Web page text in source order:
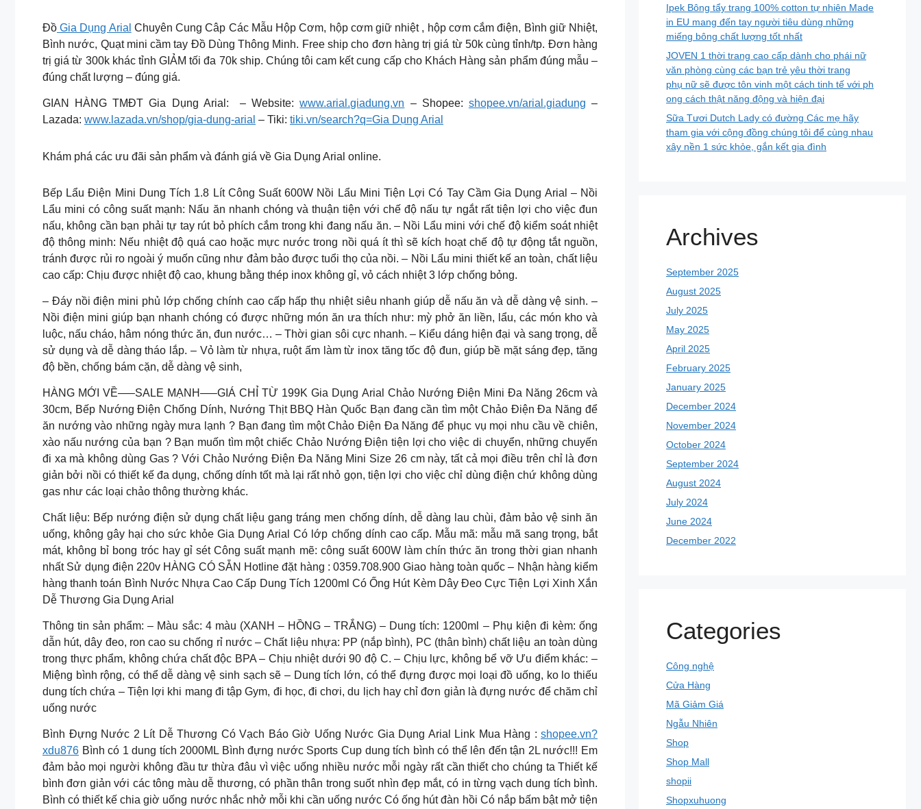
Đồ Gia Dụng Arial Chuyên Cung Câp Các Mẫu Hộp Cơm, hộp cơm giữ nhiệt , hộp cơm cắm điện, Bình giữ Nhiệt,
Bình nước, Quạt mini cầm tay Đồ Dùng Thông Minh. Free ship cho đơn hàng trị giá từ 50k cùng tỉnh/tp. Đơn hàng
trị giá từ 300k khác tỉnh GIẢM tối đa 70k ship. Chúng tôi cam kết cung cấp cho Khách Hàng sản phẩm đúng mẫu –
đúng chất lượng – đúng giá.
GIAN HÀNG TMĐT Gia Dụng Arial: – Website:www.arial.giadung.vn – Shopee: shopee.vn/arial.giadung –
Lazada: www.lazada.vn/shop/gia-dung-arial – Tiki: tiki.vn/search?q=Gia Dụng Arial
Khám phá các ưu đãi sản phẩm và đánh giá về Gia Dụng Arial online.
Bếp Lẩu Điện Mini Dung Tích 1.8 Lít Công Suất 600W Nồi Lẩu Mini Tiện Lợi Có Tay Cầm Gia Dụng Arial – Nồi
Lẩu mini có công suất mạnh: Nấu ăn nhanh chóng và thuận tiện với chế độ nấu tự ngắt rất tiện lợi cho việc đun
nấu, không cần bạn phải tự tay rút bỏ phích cắm trong khi đang nấu ăn. – Nồi Lẩu mini với chế độ kiểm soát nhiệt
độ thông minh: Nếu nhiệt độ quá cao hoặc mực nước trong nồi quá ít thì sẽ kích hoạt chế độ tự động tắt nguồn,
tránh được rủi ro ngoài ý muốn cũng như đảm bảo được tuổi thọ của nồi. – Nồi Lẩu mini thiết kế an toàn, chất liệu
cao cấp: Chịu được nhiệt độ cao, khung bằng thép inox không gỉ, vỏ cách nhiệt 3 lớp chống bỏng.
– Đáy nồi điện mini phủ lớp chống chính cao cấp hấp thụ nhiệt siêu nhanh giúp dễ nấu ăn và dễ dàng vệ sinh. –
Nồi điện mini giúp bạn nhanh chóng có được những món ăn ưa thích như: mỳ phở ăn liền, lẩu, các món kho và
luộc, nấu cháo, hâm nóng thức ăn, đun nước… – Thời gian sôi cực nhanh. – Kiểu dáng hiện đại và sang trọng, dễ
sử dụng và dễ dàng tháo lắp. – Vỏ làm từ nhựa, ruột ấm làm từ inox tăng tốc độ đun, giúp bề mặt sáng đẹp, tăng
độ bền, chống bám cặn, dễ dàng vệ sinh,
HÀNG MỚI VỀ—–SALE MẠNH—–GIÁ CHỈ TỪ 199K Gia Dụng Arial Chảo Nướng Điện Mini Đa Năng 26cm và
30cm, Bếp Nướng Điện Chống Dính, Nướng Thịt BBQ Hàn Quốc Bạn đang cần tìm một Chảo Điện Đa Năng để
ăn nướng vào những ngày mưa lạnh ? Bạn đang tìm một Chảo Điện Đa Năng để phục vụ mọi nhu cầu về chiên,
xào nấu nướng của bạn ? Bạn muốn tìm một chiếc Chảo Nướng Điện tiện lợi cho việc di chuyển, những chuyến
đi xa mà không dùng Gas ? Với Chảo Nướng Điện Đa Năng Mini Size 26 cm này, tất cả mọi điều trên chỉ là đơn
giản bởi nồi có thiết kế đa dụng, chống dính tốt mà lại rất nhỏ gọn, tiện lợi cho việc chỉ dùng điện chứ không dùng
gas như các loại chảo thông thường khác.
Chất liệu: Bếp nướng điện sử dụng chất liệu gang tráng men chống dính, dễ dàng lau chùi, đảm bảo vệ sinh ăn
uống, không gây hại cho sức khỏe Gia Dụng Arial Có lớp chống dính cao cấp. Mẫu mã: mẫu mã sang trọng, bắt
mát, không bỉ bong tróc hay gỉ sét Công suất mạnh mẽ: công suất 600W làm chín thức ăn trong thời gian nhanh
nhất Sử dụng điện 220v HÀNG CÓ SẴN Hotline đặt hàng : 0359.708.900 Giao hàng toàn quốc – Nhận hàng kiểm
hàng thanh toán Bình Nước Nhựa Cao Cấp Dung Tích 1200ml Có Ống Hút Kèm Dây Đeo Cực Tiện Lợi Xinh Xắn
Dễ Thương Gia Dụng Arial
Thông tin sản phẩm: – Màu sắc: 4 màu (XANH – HỒNG – TRẮNG) – Dung tích: 1200ml – Phụ kiện đi kèm: ống
dẫn hút, dây đeo, ron cao su chống rỉ nước – Chất liệu nhựa: PP (nắp bình), PC (thân bình) chất liệu an toàn dùng
trong thực phẩm, không chứa chất độc BPA – Chịu nhiệt dưới 90 độ C. – Chịu lực, không bể vỡ Ưu điểm khác: –
Miệng bình rộng, có thể dễ dàng vệ sinh sạch sẽ – Dung tích lớn, có thể đựng được mọi loại đồ uống, ko lo thiếu
dung tích chứa – Tiện lợi khi mang đi tập Gym, đi học, đi chơi, du lịch hay chỉ đơn giản là đựng nước để chăm chỉ
uống nước
Bình Đựng Nước 2 Lít Dễ Thương Có Vạch Báo Giờ Uống Nước Gia Dụng Arial Link Mua Hàng : shopee.vn?
xdu876 Bình có 1 dung tích 2000ML Bình đựng nước Sports Cup dung tích bình có thể lên đến tận 2L nước!!! Em
đảm bảo mọi người không đầu tư thừa đâu vì việc uống nhiều nước mỗi ngày rất cần thiết cho chúng ta Thiết kế
bình đơn giản với các tông màu dễ thương, có phần thân trong suốt nhìn đẹp mắt, có in từng vạch dung tích bình.
Bình có thiết kế chia giờ uống nước nhắc nhở mỗi khi cần uống nước Có ống hút đàn hồi Có nắp bấm bật mở tiện
Ipek Bông tẩy trang 100% cotton tự nhiên Made
in EU mang đến tay người tiêu dùng những
miếng bông chất lượng tốt nhất
JOVEN 1 thời trang cao cấp dành cho phái nữ
văn phòng cùng các bạn trẻ yêu thời trang
phụ nữ sẽ được tôn vinh một cách tinh tế với ph
ong cách thật năng động và hiện đại
Sữa Tươi Dutch Lady có đường Các mẹ hãy
tham gia với cộng đồng chúng tôi để cùng nhau
xây nền 1 sức khỏe, gắn kết gia đình
Archives
September 2025
August 2025
July 2025
May 2025
April 2025
February 2025
January 2025
December 2024
November 2024
October 2024
September 2024
August 2024
July 2024
June 2024
December 2022
Categories
Công nghệ
Cửa Hàng
Mã Giảm Giá
Ngẫu Nhiên
Shop
Shop Mall
shopii
Shopxuhuong